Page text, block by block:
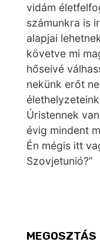
vidám
számunkra is
alapjai
követve mi
hőseivé
nekünk erőt
Úristennek
évig mindent
Én mégis itt
Szovjetunió?”
MEGOSZTÁS